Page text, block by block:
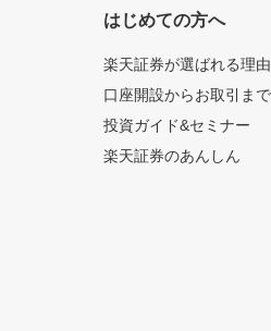
はじめての方へ
楽天証券が選ばれる理由
口座開設からお取引ま
投資ガイド&セミナー
楽天証券のあんしん